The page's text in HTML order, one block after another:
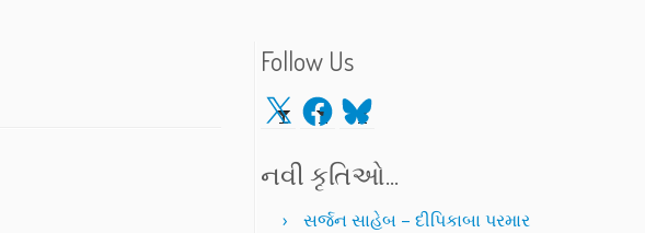
Follow Us
X Facebook
Bluesky
નવી કૃતિઓ…
સર્જન સાહેબ – દીપિકાબા પરમાર